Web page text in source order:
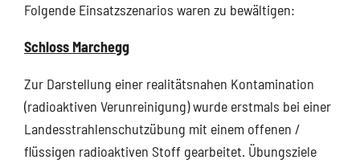
Folgende Einsatzszenarios waren zu bewältigen:
Schloss Marchegg
Zur Darstellung einer realitätsnahen Kontamination
(radioaktiven Verunreinigung) wurde erstmals bei einer
Landesstrahlenschutzübung mit einem offenen /
flüssigen radioaktiven Stoff gearbeitet. Übungsziele